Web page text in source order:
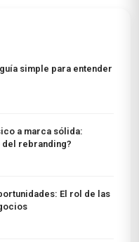
simple para entender
a marca sólida:
del rebranding?
El rol de las